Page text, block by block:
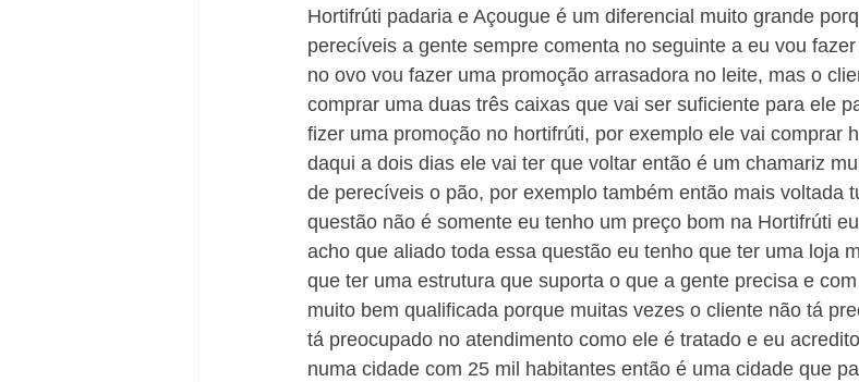
Hortifrúti padaria e Açougue é um diferencial muito grande
perecíveis a gente sempre comenta no seguinte a eu vou
no ovo vou fazer uma promoção arrasadora no leite, mas o
comprar uma duas três caixas que vai ser suficiente para ele
fizer uma promoção no hortifrúti, por exemplo ele vai comprar
daqui a dois dias ele vai ter que voltar então é um chamariz
de perecíveis o pão, por exemplo também então mais voltada
questão não é somente eu tenho um preço bom na Hortifrúti
acho que aliado toda essa questão eu tenho que ter uma loja
que ter uma estrutura que suporta o que a gente precisa e
muito bem qualificada porque muitas vezes o cliente não tá
tá preocupado no atendimento como ele é tratado e eu
numa cidade com 25 mil habitantes então é uma cidade que